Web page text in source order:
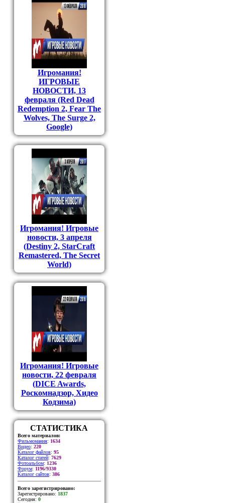
Игромания!
ИГРОВЫЕ
НОВОСТИ, 13
февраля (Red Dead
Redemption 2, Fear The
Wolves, The Surge 2,
Google)
Игромания! Игровые
новости, 3 апреля
(Destiny 2, StarCraft
Remastered, The Secret
World)
Игромания! Игровые
новости, 22 февраля
(DICE Awards,
Роскомнадзор, Хидео
Кодзима)
СТАТИСТИКА
Всего материалов:
Фильмомания: 1634
Видео: 220
Каталог файлов: 95
Каталог статей: 7629
Фотоальбом: 1236
Форум: 1196/9330
Каталог сайтов: 386
Всего зарегистрировано:
Зарегистрировано: 1837
Сегодня: 0